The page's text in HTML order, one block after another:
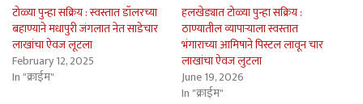
टोळ्या पुन्हा सक्रिय : स्वस्तात डॉलरच्या
बहाण्याने मधापुरी जंगलात नेत साडेचार
लाखांचा ऐवज लूटला
February 12, 2025
In "क्राईम"
हलखेड्यात टोळ्या पुन्हा सक्रिय :
ठाण्यातील व्यापार्‍याला स्वस्तात
भंगाराच्या आमिषाने पिस्टल लावून चार
लाखांचा ऐवज लुटला
June 19, 2026
In "क्राईम"